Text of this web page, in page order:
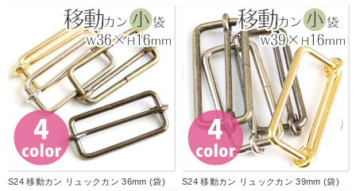
S24 移動カン リュックカン 36mm (袋) S24 移動カン リュックカン 39mm (袋)